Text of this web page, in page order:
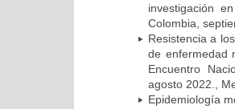
investigación
Colombia,
Resistencia a
de enfermedad
Encuentro
agosto 2022.,
Epidemiología